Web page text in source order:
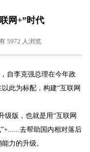
集团优势
客户专栏
提交
网+”时代
5972 人浏览
自李克强总理在今年政
此为标配，构建“互联网
级版，也就是用“互联网
去帮助国内相对落后
力的升级。